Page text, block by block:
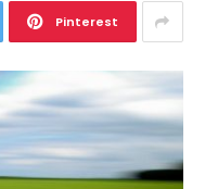
Pinterest